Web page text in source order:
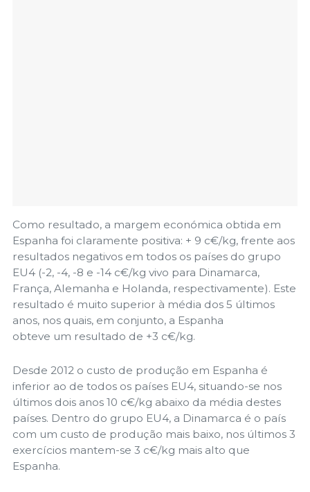
Como resultado, a margem económica obtida em
Espanha foi claramente positiva: + 9 c€/kg, frente aos
resultados negativos em todos os países do grupo
EU4 (-2, -4, -8 e -14 c€/kg vivo para Dinamarca,
França, Alemanha e Holanda, respectivamente). Este
resultado é muito superior à média dos 5 últimos
anos, nos quais, em conjunto, a Espanha
obteve um resultado de +3 c€/kg.
Desde 2012 o custo de produção em Espanha é
inferior ao de todos os países EU4, situando-se nos
últimos dois anos 10 c€/kg abaixo da média destes
países. Dentro do grupo EU4, a Dinamarca é o país
com um custo de produção mais baixo, nos últimos 3
exercícios mantem-se 3 c€/kg mais alto que
Espanha.